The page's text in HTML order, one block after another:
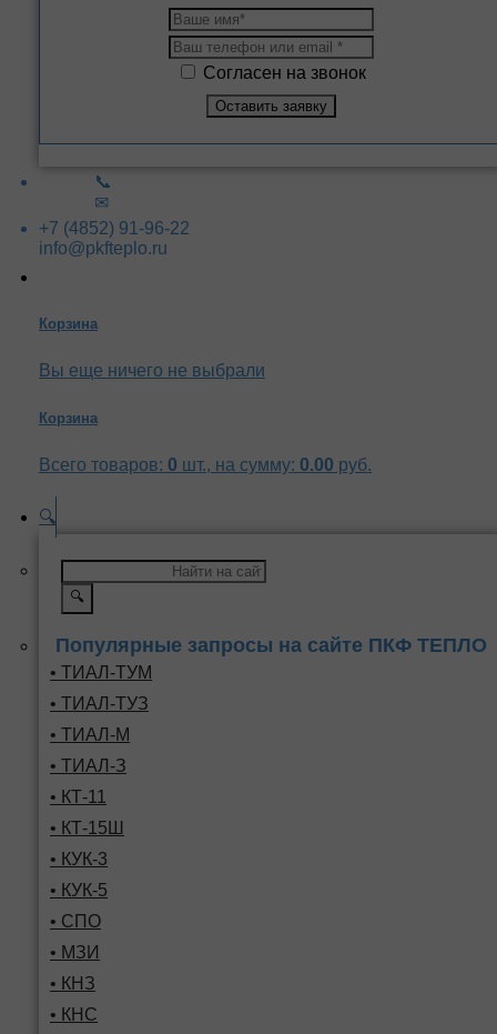
Согласен на звонок
📞
✉
+7 (4852) 91-96-22
info@pkfteplo.ru
Корзина
Вы еще ничего не выбрали
Корзина
Всего товаров: 0 шт., на сумму: 0.00 руб.
🔍
🔍
Популярные запросы на сайте ПКФ ТЕПЛО
• ТИАЛ-ТУМ
• ТИАЛ-ТУЗ
• ТИАЛ-М
• ТИАЛ-З
• КТ-11
• КТ-15Ш
• КУК-3
• КУК-5
• СПО
• МЗИ
• КНЗ
• КНС